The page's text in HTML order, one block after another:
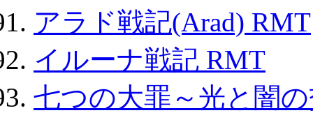
アラド戦記(Arad) RMT
イルーナ戦記 RMT
七つの大罪～光と闇